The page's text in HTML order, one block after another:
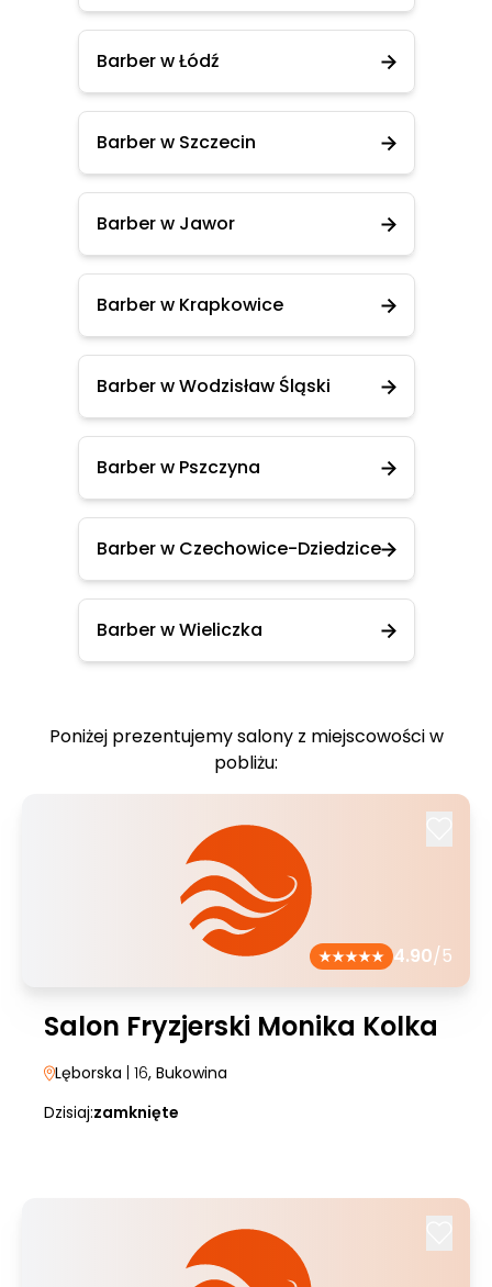
Barber w Łódź
Barber w Szczecin
Barber w Jawor
Barber w Krapkowice
Barber w Wodzisław Śląski
Barber w Pszczyna
Barber w Czechowice-Dziedzice
Barber w Wieliczka
Poniżej prezentujemy salony z miejscowości w
pobliżu:
4.90/5
Salon Fryzjerski Monika Kolka
Lęborska | 16, Bukowina
Dzisiaj:zamknięte